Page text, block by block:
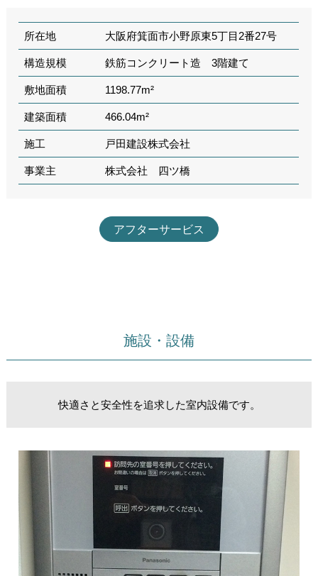
所在地 大阪府箕面市小野原東5丁目2番27号
構造規模 鉄筋コンクリート造 3階建て
敷地面積 1198.77m²
建築面積 466.04m²
施工 戸田建設株式会社
事業主 株式会社 四ツ橋
アフターサービス
施設・設備
快適さと安全性を追求した室内設備です。